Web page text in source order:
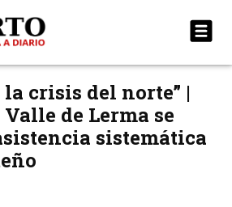
la crisis del norte” |
de Lerma se
sistemática